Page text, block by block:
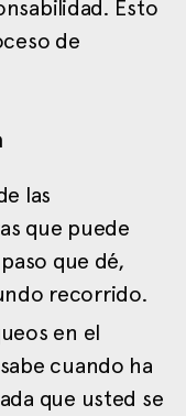
Esto
de
las
que puede
que dé,
recorrido.
en el
cuando ha
que usted se